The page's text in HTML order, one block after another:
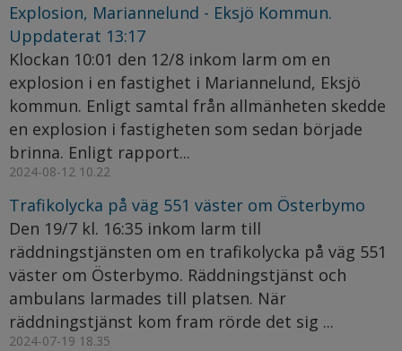
Explosion, Mariannelund - Eksjö Kommun.
Uppdaterat 13:17
Klockan 10:01 den 12/8 inkom larm om en
explosion i en fastighet i Mariannelund, Eksjö
kommun. Enligt samtal från allmänheten skedde
en explosion i fastigheten som sedan började
brinna. Enligt rapport...
2024-08-12 10.22
Trafikolycka på väg 551 väster om Österbymo
Den 19/7 kl. 16:35 inkom larm till
räddningstjänsten om en trafikolycka på väg 551
väster om Österbymo. Räddningstjänst och
ambulans larmades till platsen. När
räddningstjänst kom fram rörde det sig ...
2024-07-19 18.35